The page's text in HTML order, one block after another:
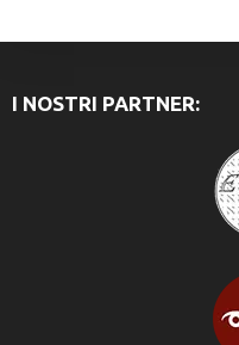
I NOSTRI PARTNER: